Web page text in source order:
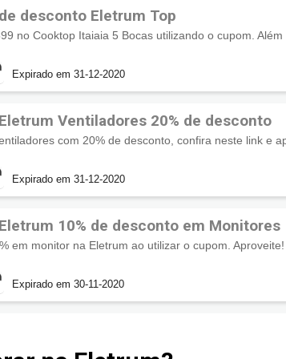
desconto Eletrum Top
Expirado em 31-12-2020
Ventiladores 20% de desconto
Expirado em 31-12-2020
10% de desconto em Monitores
em monitor na Eletrum ao utilizar o cupom. Aproveite!
Expirado em 30-11-2020